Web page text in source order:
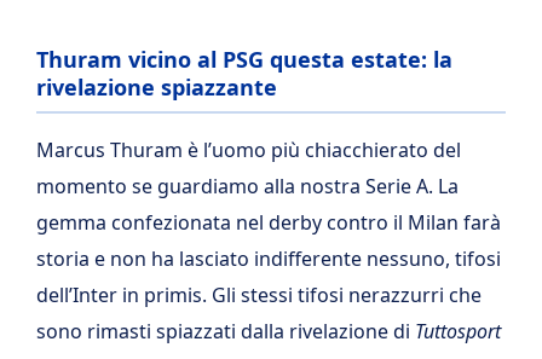
Thuram vicino al PSG questa estate: la
rivelazione spiazzante
Marcus Thuram è l’uomo più chiacchierato del
momento se guardiamo alla nostra Serie A. La
gemma confezionata nel derby contro il Milan farà
storia e non ha lasciato indifferente nessuno, tifosi
dell’Inter in primis. Gli stessi tifosi nerazzurri che
sono rimasti spiazzati dalla rivelazione di Tuttosport